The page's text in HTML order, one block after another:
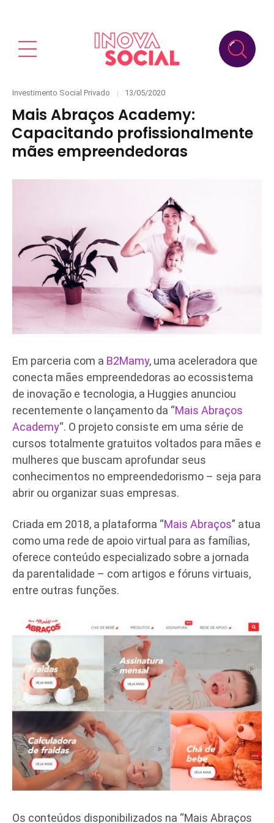
Categories
Investimento Social Privado
Posted
13/05/2020
Mais Abraços Academy:
Capacitando profissionalmente
mães empreendedoras
Em parceria com a B2Mamy, uma aceleradora que
conecta mães empreendedoras ao ecossistema
de inovação e tecnologia, a Huggies anunciou
recentemente o lançamento da “Mais Abraços
Academy“. O projeto consiste em uma série de
cursos totalmente gratuitos voltados para mães e
mulheres que buscam aprofundar seus
conhecimentos no empreendedorismo – seja para
abrir ou organizar suas empresas.
Criada em 2018, a plataforma “Mais Abraços” atua
como uma rede de apoio virtual para as famílias,
oferece conteúdo especializado sobre a jornada
da parentalidade – com artigos e fóruns virtuais,
entre outras funções.
Os conteúdos disponibilizados na “Mais Abraços